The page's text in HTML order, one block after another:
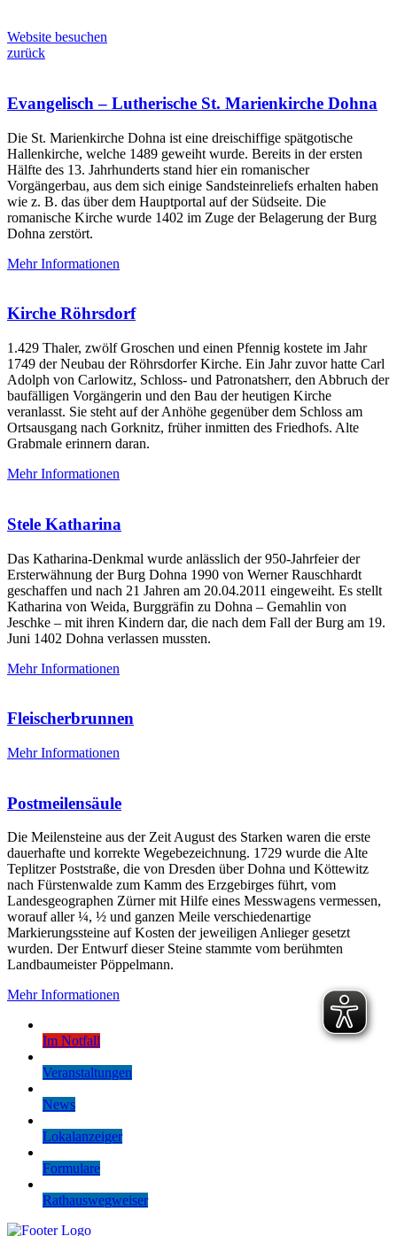
Website besuchen
zurück
Evangelisch – Lutherische St. Marienkirche Dohna
Die St. Marienkirche Dohna ist eine dreischiffige spätgotische
Hallenkirche, welche 1489 geweiht wurde. Bereits in der ersten
Hälfte des 13. Jahrhunderts stand hier ein romanischer
Vorgängerbau, aus dem sich einige Sandsteinreliefs erhalten haben
wie z. B. das über dem Hauptportal auf der Südseite. Die
romanische Kirche wurde 1402 im Zuge der Belagerung der Burg
Dohna zerstört.
Mehr Informationen
Kirche Röhrsdorf
1.429 Thaler, zwölf Groschen und einen Pfennig kostete im Jahr
1749 der Neubau der Röhrsdorfer Kirche. Ein Jahr zuvor hatte Carl
Adolph von Carlowitz, Schloss- und Patronatsherr, den Abbruch der
baufälligen Vorgängerin und den Bau der heutigen Kirche
veranlasst. Sie steht auf der Anhöhe gegenüber dem Schloss am
Ortsausgang nach Gorknitz, früher inmitten des Friedhofs. Alte
Grabmale erinnern daran.
Mehr Informationen
Stele Katharina
Das Katharina-Denkmal wurde anlässlich der 950-Jahrfeier der
Ersterwähnung der Burg Dohna 1990 von Werner Rauschhardt
geschaffen und nach 21 Jahren am 20.04.2011 eingeweiht. Es stellt
Katharina von Weida, Burggräfin zu Dohna – Gemahlin von
Jeschke – mit ihren Kindern dar, die nach dem Fall der Burg am 19.
Juni 1402 Dohna verlassen mussten.
Mehr Informationen
Fleischerbrunnen
Mehr Informationen
Postmeilensäule
Die Meilensteine aus der Zeit August des Starken waren die erste
dauerhafte und korrekte Wegebezeichnung. 1729 wurde die Alte
Teplitzer Poststraße, die von Dresden über Dohna und Köttewitz
nach Fürstenwalde zum Kamm des Erzgebirges führt, vom
Landesgeographen Zürner mit Hilfe eines Messwagens vermessen,
worauf aller ¼, ½ und ganzen Meile verschiedenartige
Markierungssteine auf Kosten der jeweiligen Anlieger gesetzt
wurden. Der Entwurf dieser Steine stammte vom berühmten
Landbaumeister Pöppelmann.
Mehr Informationen
Im Notfall
Veranstaltungen
News
Lokalanzeiger
Formulare
Rathauswegweiser